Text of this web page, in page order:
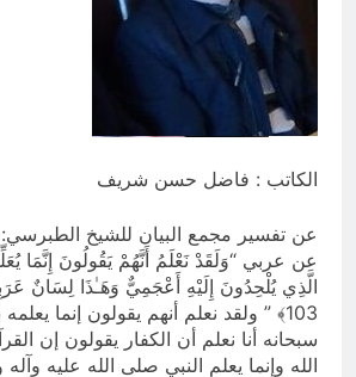
ازمة العلم العراقي..
الوطنية عند العراقيين..
الوقت (تغضب عندما ترى
الكاتب : فاضل حسن شريف
عن تفسير مجمع البيان للشيخ الطبرسي:
عن عربي “وَلَقَدْ نَعْلَمُ أَنَّهُمْ يَقُولُونَ إِنَّمَا
الَّذِي يُلْحِدُونَ إِلَيْهِ أَعْجَمِيٌّ وَهَـٰذَا لِسَانٌ
103﴾ ” ولقد نعلم أنهم يقولون إنما
سبحانه أنا نعلم أن الكفار يقولون إن
الله وإنما يعلم النبي صلى الله عليه